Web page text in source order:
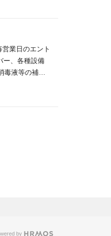
の実現） -
報管理 - SAP
析および各
イヤー動向含
ば尚可】 ・
適法を含
サル経験
業日のエント
ー、各種設備
液等の補充
安全衛生委
ト業務〇 ・防
週５日出社が
帳をお持ちの
by